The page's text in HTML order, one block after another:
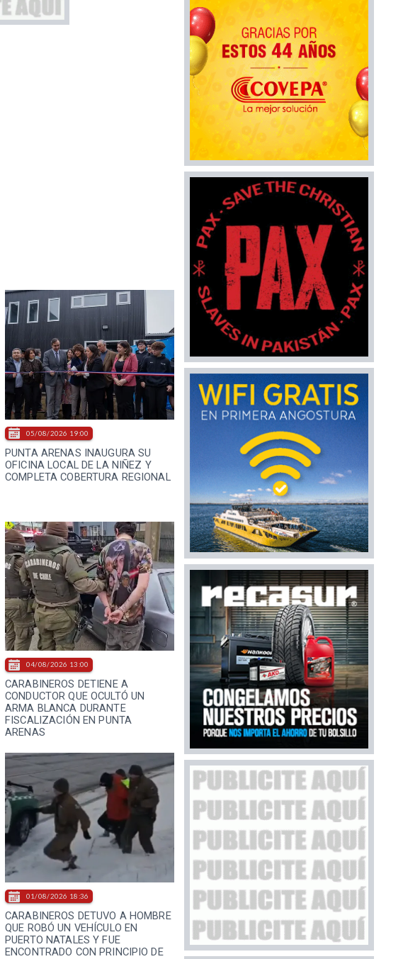
PUNTA ARENAS INAUGURA SU
OFICINA LOCAL DE LA NIÑEZ Y
COMPLETA COBERTURA REGIONAL
05/08/2026 19:00
CARABINEROS DETIENE A
CONDUCTOR QUE OCULTÓ UN
ARMA BLANCA DURANTE
FISCALIZACIÓN EN PUNTA
ARENAS
04/08/2026 13:00
CARABINEROS DETUVO A HOMBRE
QUE ROBÓ UN VEHÍCULO EN
PUERTO NATALES Y FUE
ENCONTRADO CON PRINCIPIO DE
01/08/2026 18:36